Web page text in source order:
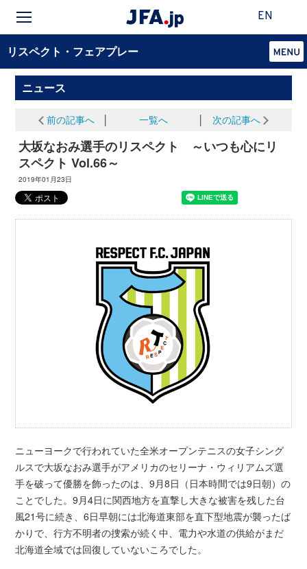
EN
リスペクト・フェアプレー
ニュース
前の記事へ 一覧へ 次の記事へ
大坂なおみ選手のリスペクト ～いつも心にリ
スペクト Vol.66～
2019年01月23日
ニューヨークで行われていた全米オープンテニスの女子シング
ルスで大坂なおみ選手がアメリカのセリーナ・ウィリアムズ選
手を破って優勝を飾ったのは、9月8日（日本時間では9日朝）の
ことでした。9月4日に関西地方を直撃し大きな被害を残した台
風21号に続き、6日早朝には北海道東部を直下型地震が襲ったば
かりで、行方不明者の捜索が続く中、電力や水道の供給がまだ
北海道全域では回復していないころでした。